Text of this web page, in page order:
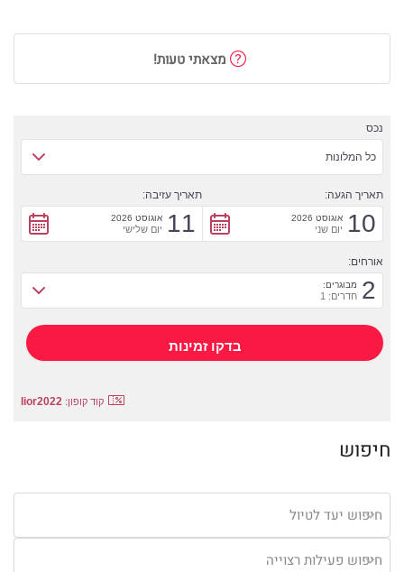
מצאתי טעות!
נכס
כל המלונות
תאריך הגעה:
10 אוגוסט 2026
יום שני
תאריך עזיבה:
11 אוגוסט 2026
יום שלישי
אורחים:
2 מבוגרים:
חדרים: 1
קוד קופון: lior2022
חיפוש
חיפוש יעד לטיול
חיפוש פעילות רצוייה